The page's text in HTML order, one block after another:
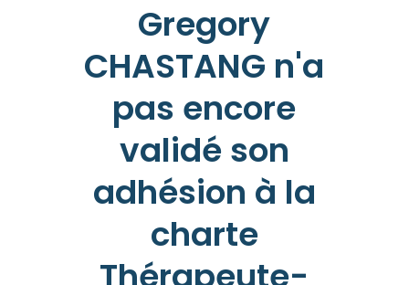
Gregory
CHASTANG n'a
pas encore
validé son
adhésion à la
charte